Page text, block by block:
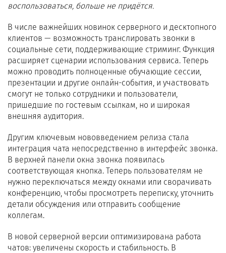
воспользоваться, больше не придётся.
В числе важнейших новинок серверного и десктопного
клиентов — возможность транслировать звонки в
социальные сети, поддерживающие стриминг. Функция
расширяет сценарии использования сервиса. Теперь
можно проводить полноценные обучающие сессии,
презентации и другие онлайн-события, и участвовать
смогут не только сотрудники и пользователи,
пришедшие по гостевым ссылкам, но и широкая
внешняя аудитория.
Другим ключевым нововведением релиза стала
интеграция чата непосредственно в интерфейс звонка.
В верхней панели окна звонка появилась
соответствующая кнопка. Теперь пользователям не
нужно переключаться между окнами или сворачивать
конференцию, чтобы просмотреть переписку, уточнить
детали обсуждения или отправить сообщение
коллегам.
В новой серверной версии оптимизирована работа
чатов: увеличены скорость и стабильность. В